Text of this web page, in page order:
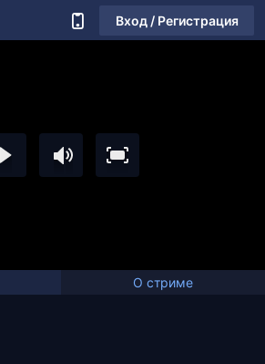
Вход / Регистрация
О стриме